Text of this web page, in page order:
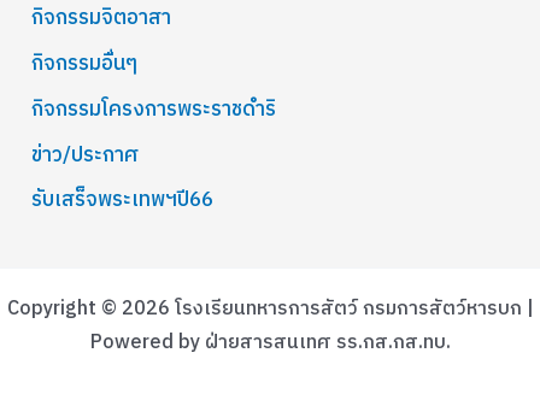
กิจกรรมจิตอาสา
กิจกรรมอื่นๆ
กิจกรรมโครงการพระราชดำริ
ข่าว/ประกาศ
รับเสร็จพระเทพฯปี66
Copyright © 2026 โรงเรียนทหารการสัตว์ กรมการสัตว์หารบก |
Powered by ฝ่ายสารสนเทศ รร.กส.กส.ทบ.